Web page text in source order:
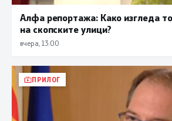
Алфа репортажа: Како изгледа
на скопските улици?
вчера, 13:00
ПРИЛОГ